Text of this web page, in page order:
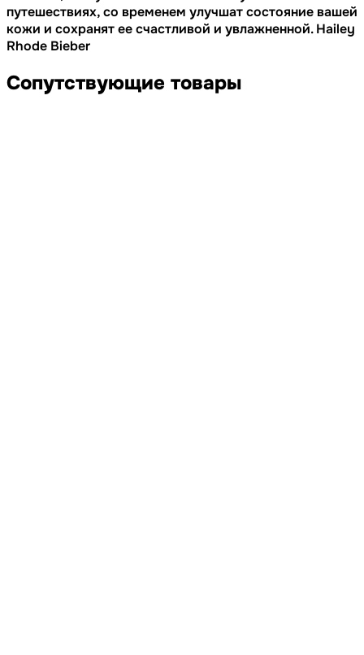
путешествиях, со временем улучшат состояние вашей
кожи и сохранят ее счастливой и увлажненной. Hailey
Rhode Bieber
Сопутствующие товары